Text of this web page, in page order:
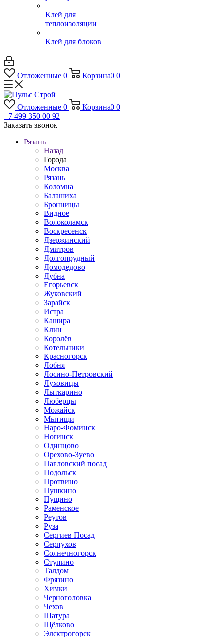
Клей для
теплоизоляции
Клей для блоков
Отложенные 0 Корзина0 0
Отложенные 0 Корзина0 0
+7 499 350 00 92
Заказать звонок
Рязань
Назад
Города
Москва
Рязань
Коломна
Балашиха
Бронницы
Видное
Волоколамск
Воскресенск
Дзержинский
Дмитров
Долгопрудный
Домодедово
Дубна
Егорьевск
Жуковский
Зарайск
Истра
Кашира
Клин
Королёв
Котельники
Красногорск
Лобня
Лосино-Петровский
Луховицы
Лыткарино
Люберцы
Можайск
Мытищи
Наро-Фоминск
Ногинск
Одинцово
Орехово-Зуево
Павловский посад
Подольск
Протвино
Пушкино
Пущино
Раменское
Реутов
Руза
Сергиев Посад
Серпухов
Солнечногорск
Ступино
Талдом
Фрязино
Химки
Черноголовка
Чехов
Шатура
Щёлково
Электрогорск